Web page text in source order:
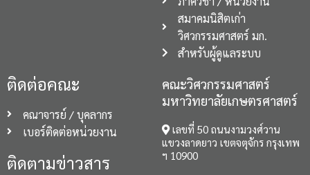
สมาคมนิสิตเก่า
วิศวกรรมศาสตร์ มก.
สำหรับผู้ดูแลระบบ
ติดต่อคณะ
คณาจารย์ / บุคลากร
เบอร์ติดต่อหน่วยงาน
ติดตามข่าวสาร
คณะวิศวกรรมศาสตร์
มหาวิทยาลัยเกษตรศาสตร์
เลขที่ 50 ถนนงามวงศ์วาน
แขวงลาดยาว เขตจตุจักร กรุงเทพ
ฯ 10900